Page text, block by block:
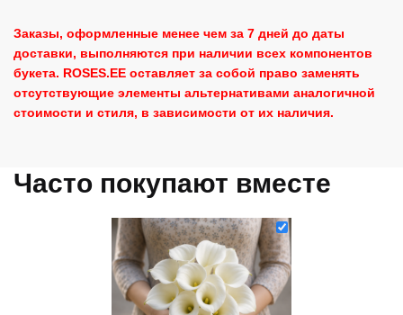
Заказы, оформленные менее чем за 7 дней до даты
доставки, выполняются при наличии всех компонентов
букета. ROSES.EE оставляет за собой право заменять
отсутствующие элементы альтернативами аналогичной
стоимости и стиля, в зависимости от их наличия.
Часто покупают вместе